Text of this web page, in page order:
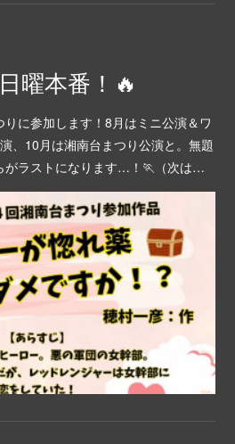
曜本番！🔥
に参加します！8月はミニ公演＆ワ
、10月は湘南台まつり公演と。無題
がラストになります…！🏃（次は…